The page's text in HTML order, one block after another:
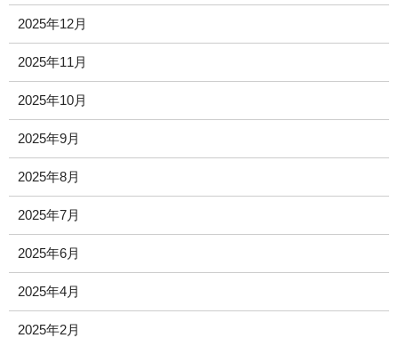
2025年12月
2025年11月
2025年10月
2025年9月
2025年8月
2025年7月
2025年6月
2025年4月
2025年2月